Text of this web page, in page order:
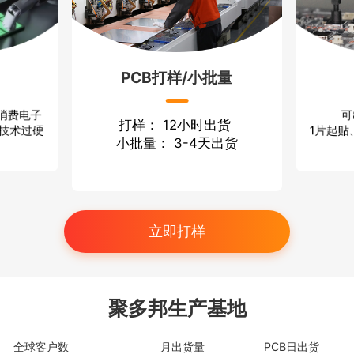
费电子
术过硬
PCB打样/小批量
打样： 12小时出货
小批量： 3-4天出货
1片起贴
立即打样
聚多邦生产基地
全球客户数 月出货量 PCB日出货